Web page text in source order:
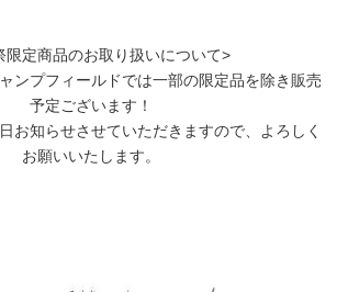
限定商品のお取り扱いについて>
ンプフィールドでは一部の限定品を除き販売
予定ございます！
お知らせさせていただきますので、よろしく
お願いいたします。